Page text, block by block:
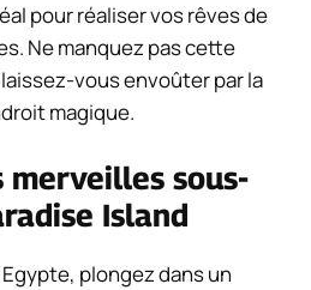
pour réaliser vos rêves de
Ne manquez pas cette
vous envoûter par la
magique.
merveilles sous-
Island
plongez dans un